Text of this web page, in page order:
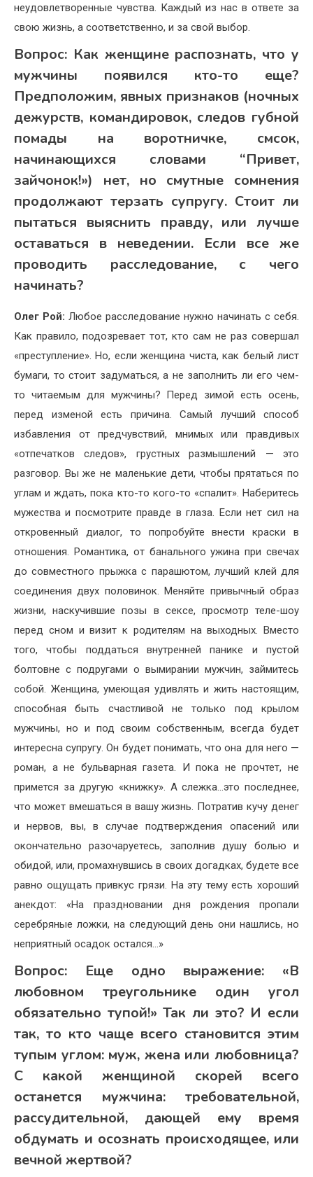
неудовлетворенные чувства. Каждый из нас в ответе за
свою жизнь, а соответственно, и за свой выбор.
Вопрос: Как женщине распознать, что у
мужчины появился кто-то еще?
Предположим, явных признаков (ночных
дежурств, командировок, следов губной
помады на воротничке, смсок,
начинающихся словами “Привет,
зайчонок!») нет, но смутные сомнения
продолжают терзать супругу. Стоит ли
пытаться выяснить правду, или лучше
оставаться в неведении. Если все же
проводить расследование, с чего
начинать?
Олег Рой: Любое расследование нужно начинать с себя.
Как правило, подозревает тот, кто сам не раз совершал
«преступление». Но, если женщина чиста, как белый лист
бумаги, то стоит задуматься, а не заполнить ли его чем-
то читаемым для мужчины? Перед зимой есть осень,
перед изменой есть причина. Самый лучший способ
избавления от предчувствий, мнимых или правдивых
«отпечатков следов», грустных размышлений — это
разговор. Вы же не маленькие дети, чтобы прятаться по
углам и ждать, пока кто-то кого-то «спалит». Наберитесь
мужества и посмотрите правде в глаза. Если нет сил на
откровенный диалог, то попробуйте внести краски в
отношения. Романтика, от банального ужина при свечах
до совместного прыжка с парашютом, лучший клей для
соединения двух половинок. Меняйте привычный образ
жизни, наскучившие позы в сексе, просмотр теле-шоу
перед сном и визит к родителям на выходных. Вместо
того, чтобы поддаться внутренней панике и пустой
болтовне с подругами о вымирании мужчин, займитесь
собой. Женщина, умеющая удивлять и жить настоящим,
способная быть счастливой не только под крылом
мужчины, но и под своим собственным, всегда будет
интересна супругу. Он будет понимать, что она для него —
роман, а не бульварная газета. И пока не прочтет, не
примется за другую «книжку». А слежка…это последнее,
что может вмешаться в вашу жизнь. Потратив кучу денег
и нервов, вы, в случае подтверждения опасений или
окончательно разочаруетесь, заполнив душу болью и
обидой, или, промахнувшись в своих догадках, будете все
равно ощущать привкус грязи. На эту тему есть хороший
анекдот: «На праздновании дня рождения пропали
серебряные ложки, на следующий день они нашлись, но
неприятный осадок остался…»
Вопрос: Еще одно выражение: «В
любовном треугольнике один угол
обязательно тупой!» Так ли это? И если
так, то кто чаще всего становится этим
тупым углом: муж, жена или любовница?
С какой женщиной скорей всего
останется мужчина: требовательной,
рассудительной, дающей ему время
обдумать и осознать происходящее, или
вечной жертвой?